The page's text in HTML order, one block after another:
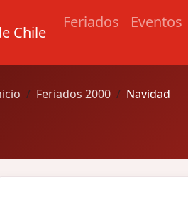
Chile
Feriados Eventos
Feriados 2000 Navidad